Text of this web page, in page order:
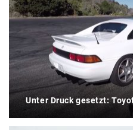
Unter Druck gesetzt: